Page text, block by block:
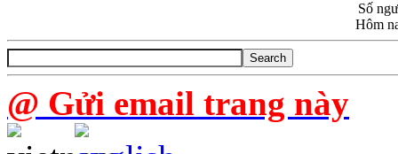
Số
Hôm
@ Gửi email trang này